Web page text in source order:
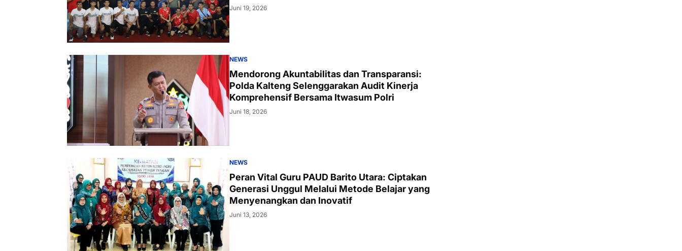
Juni 19, 2026
NEWS
Mendorong Akuntabilitas dan Transparansi:
Polda Kalteng Selenggarakan Audit Kinerja
Komprehensif Bersama Itwasum Polri
Juni 18, 2026
NEWS
Peran Vital Guru PAUD Barito Utara: Ciptakan
Generasi Unggul Melalui Metode Belajar yang
Menyenangkan dan Inovatif
Juni 13, 2026